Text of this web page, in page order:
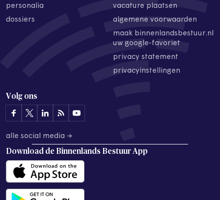
personalia
dossiers
vacature plaatsen
algemene voorwaarden
maak binnenlandsbestuur.nl
uw google-favoriet
privacy statement
privacyinstellingen
Volg ons
alle social media →
Download de Binnenlands Bestuur App